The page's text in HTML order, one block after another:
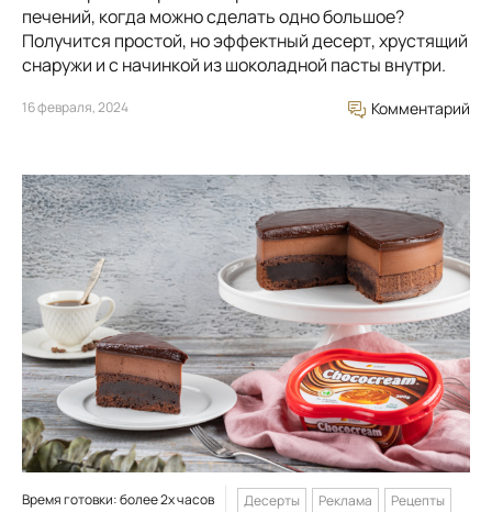
печений, когда можно сделать одно большое?
Получится простой, но эффектный десерт, хрустящий
снаружи и с начинкой из шоколадной пасты внутри.
16 февраля, 2024 Комментарий
Время готовки: более 2х часов Десерты Реклама Рецепты